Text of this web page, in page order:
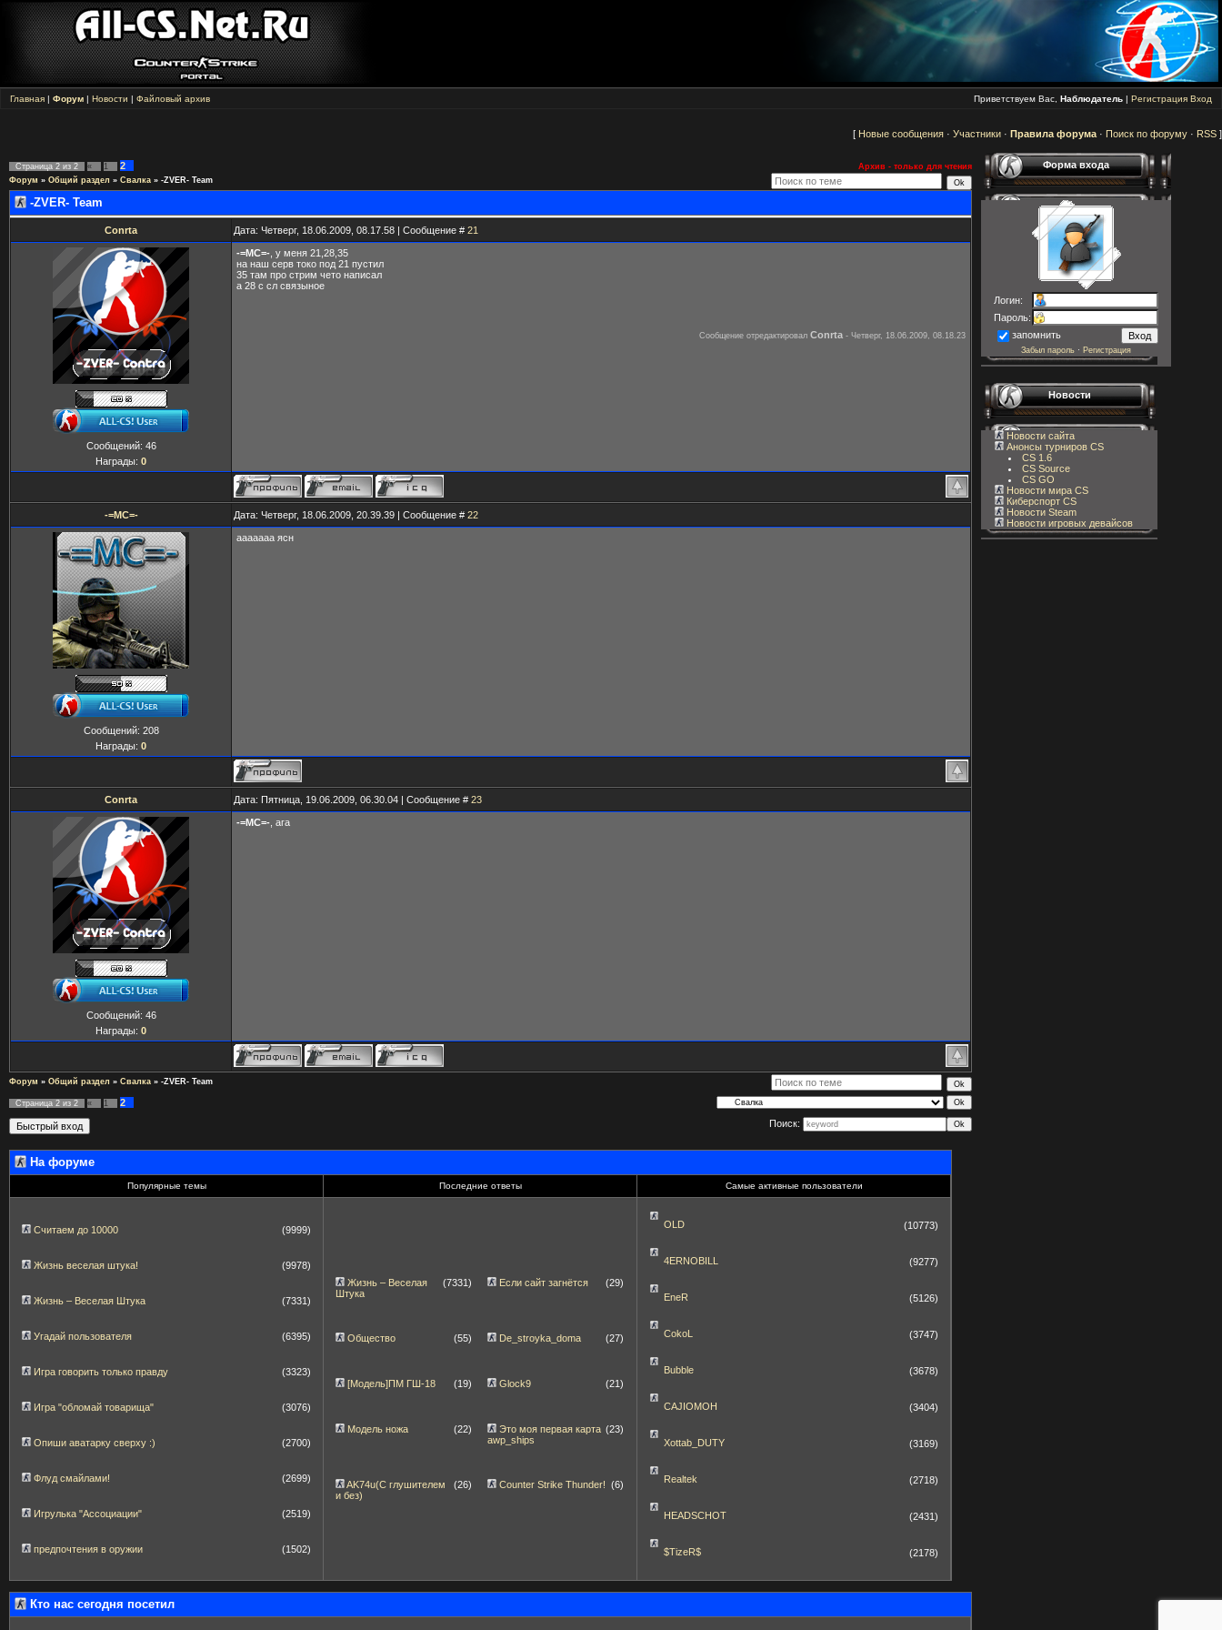
Главная | Форум | Новости | Файловый архив Приветствуем Вас, Наблюдатель | Регистрация Вход
[ Новые сообщения · Участники · Правила форума · Поиск по форуму · RSS ]
Страница 2 из 2 « 1 2
Архив - только для чтения
Форум » Общий раздел » Свалка » -ZVER- Team
-ZVER- Team
Conrta Дата: Четверг, 18.06.2009, 08.17.58 | Сообщение # 21
Сообщений: 46
Награды: 0
-=MC=- , у меня 21,28,35
на наш серв токо под 21 пустил
35 там про стрим чето написал
а 28 с сл связыное
Сообщение отредактировал Conrta - Четверг, 18.06.2009, 08.18.23
-=MC=- Дата: Четверг, 18.06.2009, 20.39.39 | Сообщение # 22
Сообщений: 208
Награды: 0
ааааааа ясн
Conrta Дата: Пятница, 19.06.2009, 06.30.04 | Сообщение # 23
Сообщений: 46
Награды: 0
-=MC=- , ага
Форум » Общий раздел » Свалка » -ZVER- Team
Страница 2 из 2 « 1
2
Поиск:
На форуме
Популярные темы Последние ответы Самые активные пользователи
Считаем до 10000 (9999)
Жизнь веселая штука! (9978)
Жизнь – Веселая Штука (7331)
Угадай пользователя (6395)
Игра говорить только правду (3323)
Игра "обломай товарища" (3076)
Опиши аватарку сверху :) (2700)
Флуд смайлами! (2699)
Игрулька "Ассоциации" (2519)
предпочтения в оружии (1502)
Жизнь – Веселая
Штука
(7331) Если сайт загнётся (29)
Общество (55) De_stroyka_doma (27)
[Модель]ПМ ГШ-18 (19) Glock9 (21)
Модель ножа (22)
Это моя первая карта
awp_ships
(23)
AK74u(С глушителем
и без)
(26) Counter Strike Thunder! (6)
OLD (10773)
4ERNOBILL (9277)
EneR (5126)
CokoL (3747)
Bubble (3678)
CAJIOMOH (3404)
Xottab_DUTY (3169)
Realtek (2718)
HEADSCHOT (2431)
$TizeR$ (2178)
Кто нас сегодня посетил
Форма входа
Логин:
Пароль:
запомнить
Забыл пароль · Регистрация
Новости
Новости сайта
Анонсы турниров CS
CS 1.6
CS Source
CS GO
Новости мира CS
Киберспорт CS
Новости Steam
Новости игровых девайсов